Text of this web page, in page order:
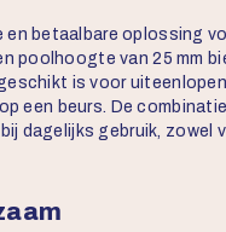
betaalbare oplossing
poolhoogte van 25 mm
is voor
een beurs. De
dagelijks gebruik, zowel